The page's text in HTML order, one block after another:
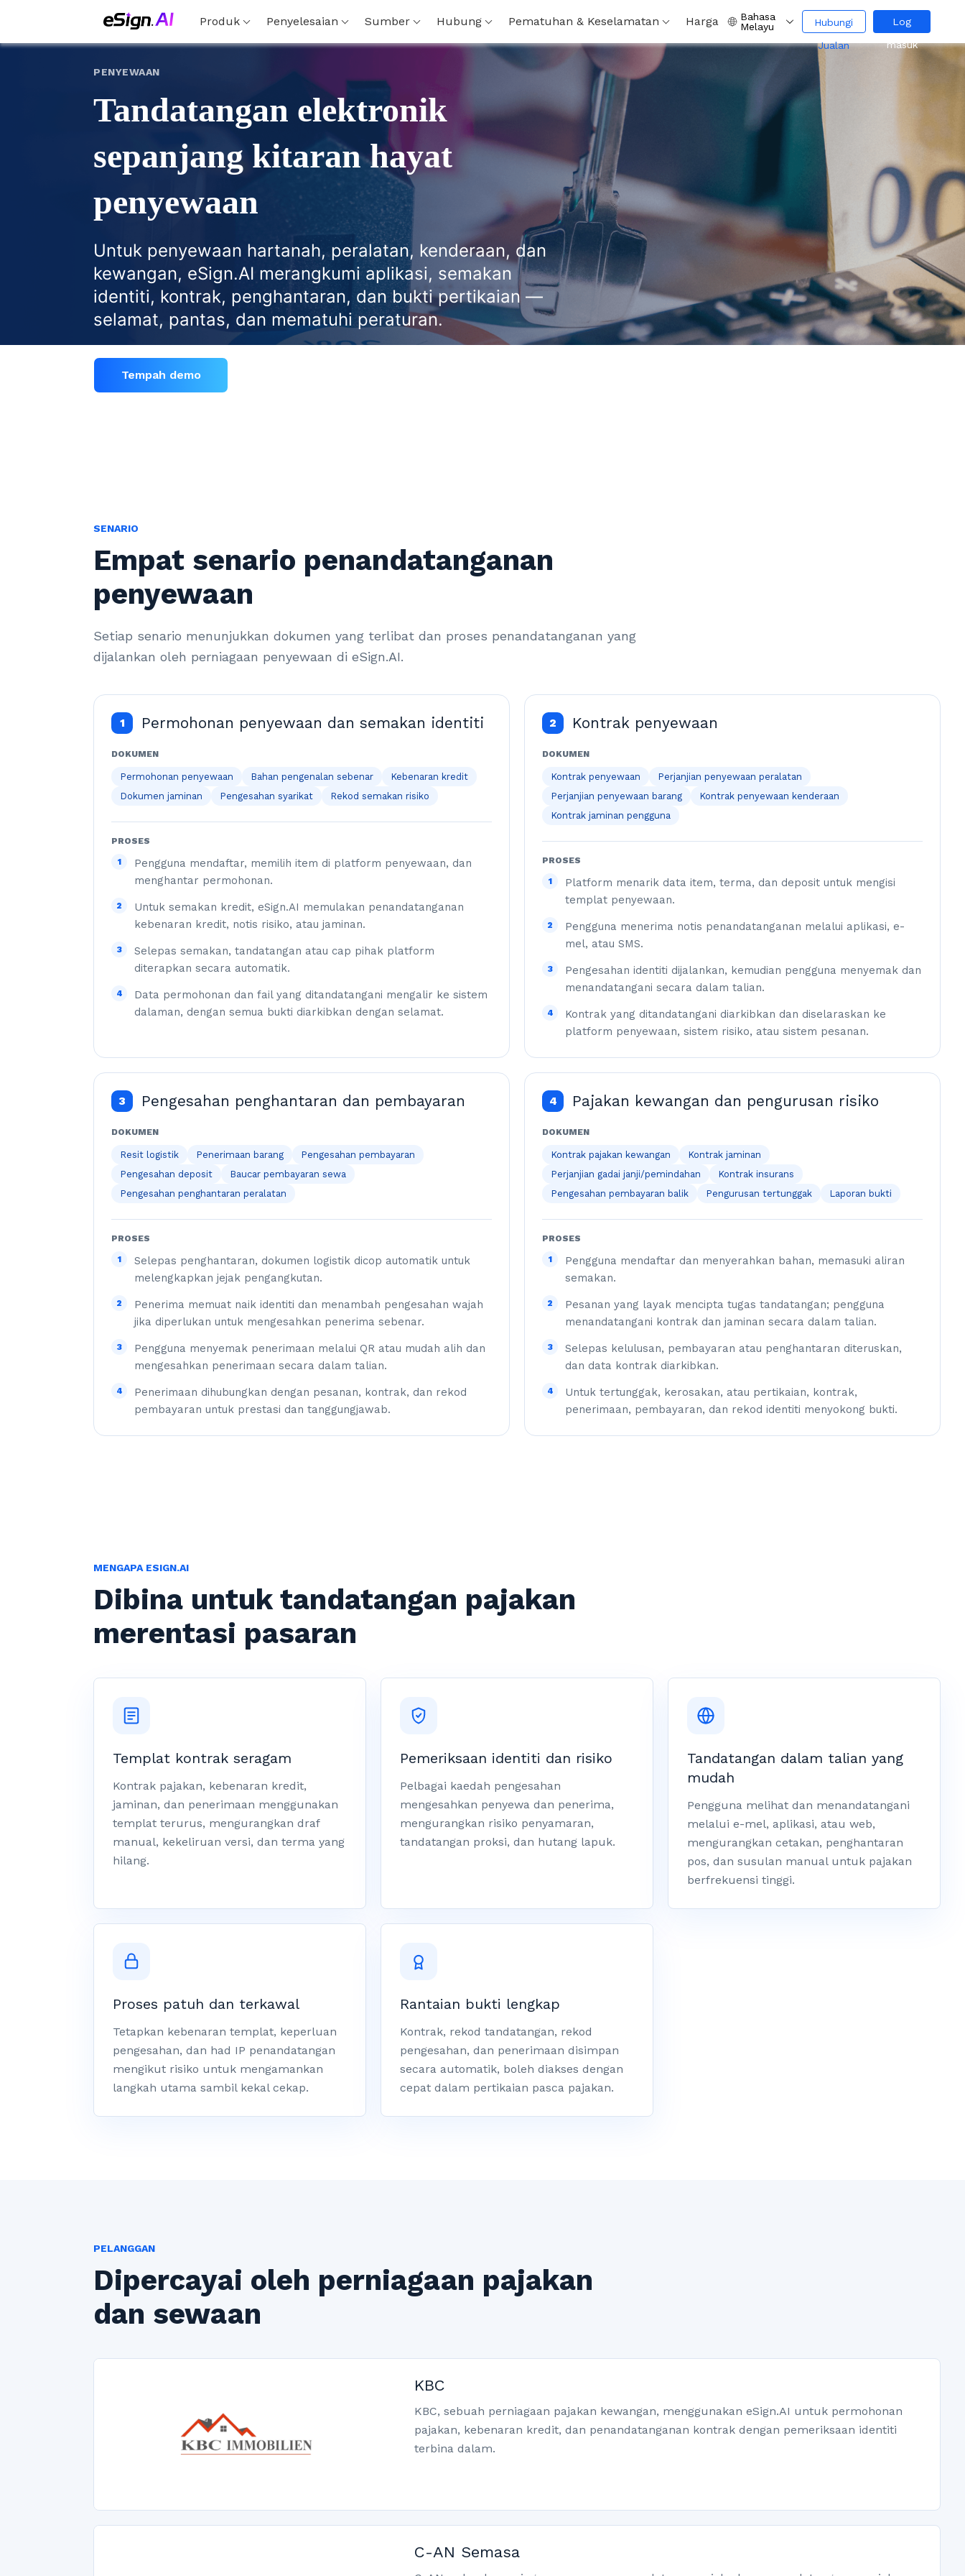
Produk Penyelesaian Sumber Hubung Pematuhan & Keselamatan Harga
Bahasa
Melayu
Hubungi
Jualan
Log
masuk
PENYEWAAN
Tandatangan elektronik
sepanjang kitaran hayat
penyewaan
Untuk penyewaan hartanah, peralatan, kenderaan, dan
kewangan, eSign.AI merangkumi aplikasi, semakan
identiti, kontrak, penghantaran, dan bukti pertikaian —
selamat, pantas, dan mematuhi peraturan.
Tempah demo
SENARIO
Empat senario penandatanganan
penyewaan
Setiap senario menunjukkan dokumen yang terlibat dan proses penandatanganan yang
dijalankan oleh perniagaan penyewaan di eSign.AI.
1 Permohonan penyewaan dan semakan identiti
DOKUMEN
Permohonan penyewaan Bahan pengenalan sebenar
Kebenaran kredit
Dokumen jaminan
Pengesahan syarikat Rekod semakan risiko
PROSES
1
Pengguna mendaftar, memilih item di platform penyewaan, dan
menghantar permohonan.
2
Untuk semakan kredit, eSign.AI memulakan penandatanganan
kebenaran kredit, notis risiko, atau jaminan.
3
Selepas semakan, tandatangan atau cap pihak platform
diterapkan secara automatik.
4
Data permohonan dan fail yang ditandatangani mengalir ke sistem
dalaman, dengan semua bukti diarkibkan dengan selamat.
2 Kontrak penyewaan
DOKUMEN
Kontrak penyewaan
Perjanjian penyewaan peralatan
Perjanjian penyewaan barang
Kontrak penyewaan kenderaan
Kontrak jaminan pengguna
PROSES
1
Platform menarik data item, terma, dan deposit untuk mengisi
templat penyewaan.
2
Pengguna menerima notis penandatanganan melalui aplikasi, e-
mel, atau SMS.
3
Pengesahan identiti dijalankan, kemudian pengguna menyemak dan
menandatangani secara dalam talian.
4
Kontrak yang ditandatangani diarkibkan dan diselaraskan ke
platform penyewaan, sistem risiko, atau sistem pesanan.
3 Pengesahan penghantaran dan pembayaran
DOKUMEN
Resit logistik Penerimaan barang
Pengesahan pembayaran
Pengesahan deposit
Baucar pembayaran sewa
Pengesahan penghantaran peralatan
PROSES
1
Selepas penghantaran, dokumen logistik dicop automatik untuk
melengkapkan jejak pengangkutan.
2
Penerima memuat naik identiti dan menambah pengesahan wajah
jika diperlukan untuk mengesahkan penerima sebenar.
3
Pengguna menyemak penerimaan melalui QR atau mudah alih dan
mengesahkan penerimaan secara dalam talian.
4
Penerimaan dihubungkan dengan pesanan, kontrak, dan rekod
pembayaran untuk prestasi dan tanggungjawab.
4 Pajakan kewangan dan pengurusan risiko
DOKUMEN
Kontrak pajakan kewangan
Kontrak jaminan
Perjanjian gadai janji/pemindahan
Kontrak insurans
Pengesahan pembayaran balik
Pengurusan tertunggak Laporan bukti
PROSES
1
Pengguna mendaftar dan menyerahkan bahan, memasuki aliran
semakan.
2
Pesanan yang layak mencipta tugas tandatangan; pengguna
menandatangani kontrak dan jaminan secara dalam talian.
3
Selepas kelulusan, pembayaran atau penghantaran diteruskan,
dan data kontrak diarkibkan.
4
Untuk tertunggak, kerosakan, atau pertikaian, kontrak,
penerimaan, pembayaran, dan rekod identiti menyokong bukti.
MENGAPA ESIGN.AI
Dibina untuk tandatangan pajakan
merentasi pasaran
Templat kontrak seragam
Kontrak pajakan, kebenaran kredit,
jaminan, dan penerimaan menggunakan
templat terurus, mengurangkan draf
manual, kekeliruan versi, dan terma yang
hilang.
Pemeriksaan identiti dan risiko
Pelbagai kaedah pengesahan
mengesahkan penyewa dan penerima,
mengurangkan risiko penyamaran,
tandatangan proksi, dan hutang lapuk.
Tandatangan dalam talian yang
mudah
Pengguna melihat dan menandatangani
melalui e-mel, aplikasi, atau web,
mengurangkan cetakan, penghantaran
pos, dan susulan manual untuk pajakan
berfrekuensi tinggi.
Proses patuh dan terkawal
Tetapkan kebenaran templat, keperluan
pengesahan, dan had IP penandatangan
mengikut risiko untuk mengamankan
langkah utama sambil kekal cekap.
Rantaian bukti lengkap
Kontrak, rekod tandatangan, rekod
pengesahan, dan penerimaan disimpan
secara automatik, boleh diakses dengan
cepat dalam pertikaian pasca pajakan.
PELANGGAN
Dipercayai oleh perniagaan pajakan
dan sewaan
KBC
KBC, sebuah perniagaan pajakan kewangan, menggunakan eSign.AI untuk permohonan
pajakan, kebenaran kredit, dan penandatanganan kontrak dengan pemeriksaan identiti
terbina dalam.
C-AN Semasa